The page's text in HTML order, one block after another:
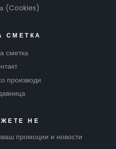
(Cookies)
СМЕТКА
сметка
производи
НЕ
промоции и новости